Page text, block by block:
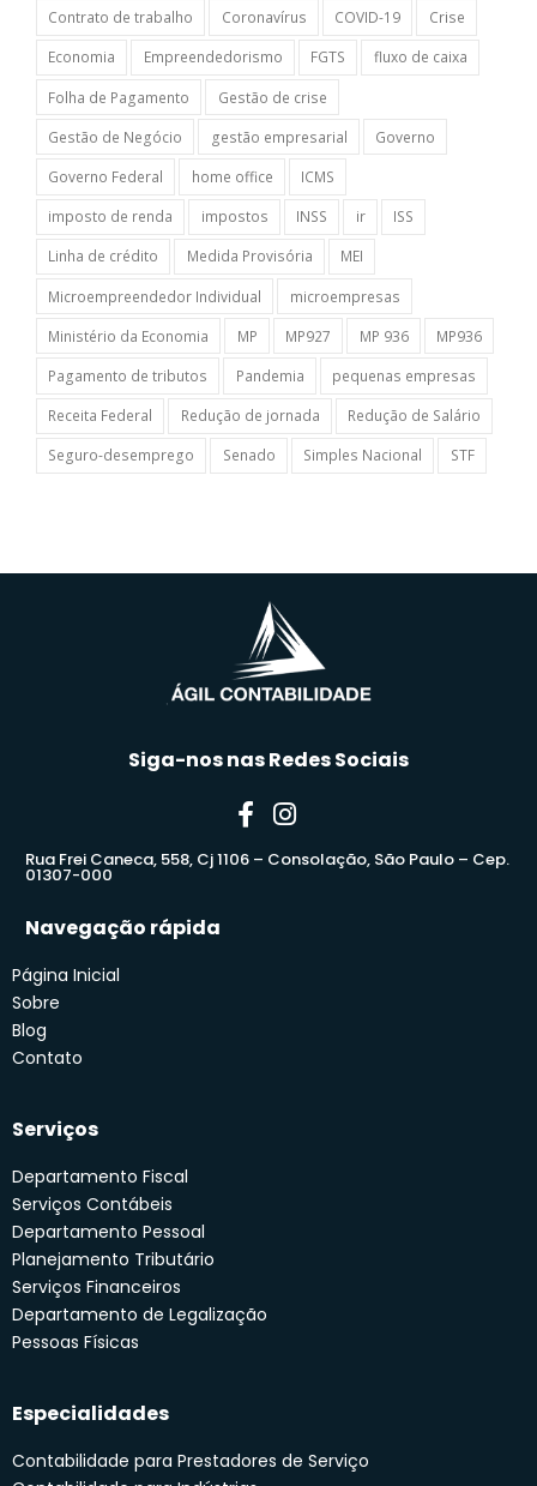
Contrato de trabalho
Coronavírus COVID-19
Crise
Economia
Empreendedorismo FGTS
fluxo de caixa
Folha de Pagamento
Gestão de crise
Gestão de Negócio
gestão empresarial
Governo
Governo Federal
home office
ICMS
imposto de renda
impostos INSS ir
ISS
Linha de crédito
Medida Provisória
MEI
Microempreendedor Individual
microempresas
Ministério da Economia
MP MP927 MP 936
MP936
Pagamento de tributos
Pandemia
pequenas empresas
Receita Federal
Redução de jornada
Redução de Salário
Seguro-desemprego
Senado Simples Nacional STF
Siga-nos nas Redes Sociais
Rua Frei Caneca, 558, Cj 1106 – Consolação, São Paulo – Cep.
01307-000
Navegação rápida
Página Inicial
Sobre
Blog
Contato
Serviços
Departamento Fiscal
Serviços Contábeis
Departamento Pessoal
Planejamento Tributário
Serviços Financeiros
Departamento de Legalização
Pessoas Físicas
Especialidades
Contabilidade para Prestadores de Serviço